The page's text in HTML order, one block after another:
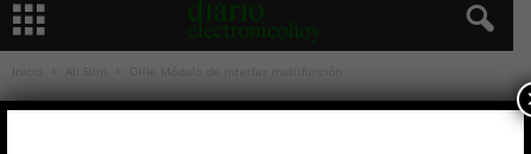
Ali Slim Ollie Módulo de interfaz multifunción